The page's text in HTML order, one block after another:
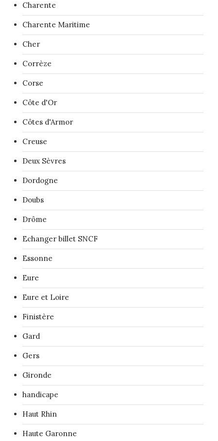
Charente
Charente Maritime
Cher
Corrèze
Corse
Côte d'Or
Côtes d'Armor
Creuse
Deux Sèvres
Dordogne
Doubs
Drôme
Echanger billet SNCF
Essonne
Eure
Eure et Loire
Finistère
Gard
Gers
Gironde
handicape
Haut Rhin
Haute Garonne